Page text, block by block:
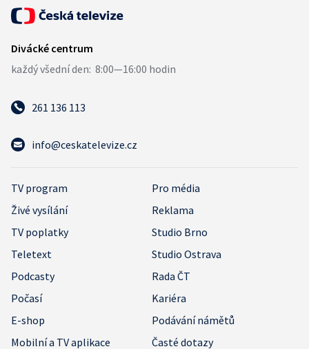
261 136 113
info@ceskatelevize.cz
TV program
Pro média
Živé vysílání
Reklama
TV poplatky
Studio Brno
Teletext
Studio Ostrava
Podcasty
Rada ČT
Počasí
Kariéra
E-shop
Podávání námětů
Mobilní a TV aplikace
Časté dotazy